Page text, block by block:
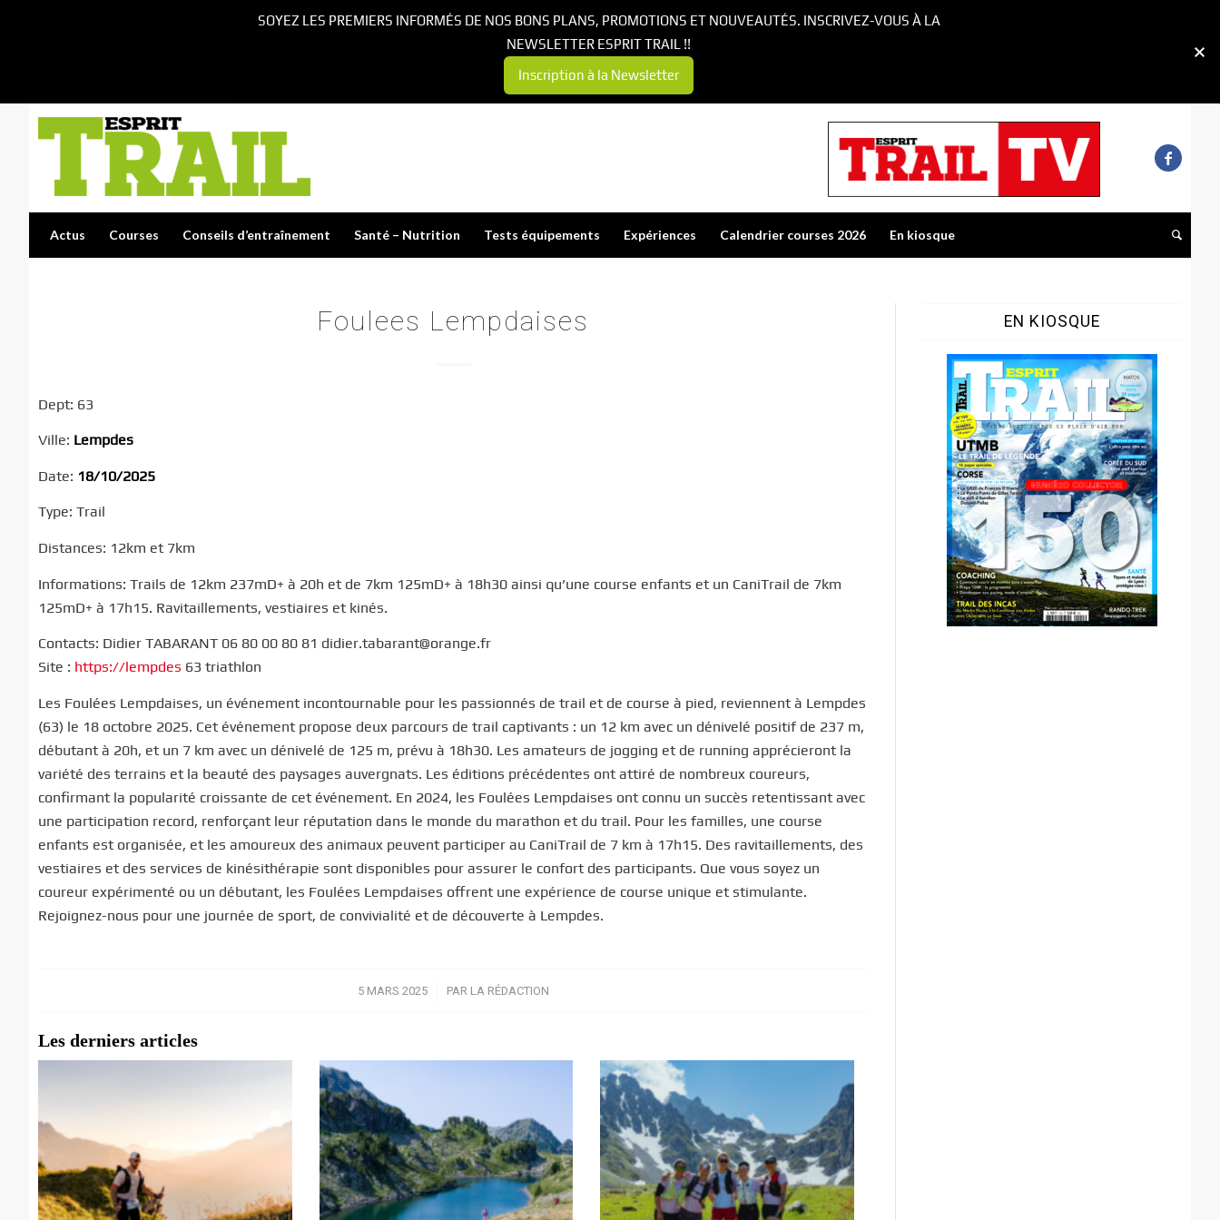
Actus Courses Conseils d’entraînement Santé – Nutrition Tests équipements Expériences Calendrier courses 2026 En kiosque
Foulees Lempdaises
Dept: 63
Ville: Lempdes
Date: 18/10/2025
Type: Trail
Distances: 12km et 7km
Informations: Trails de 12km 237mD+ à 20h et de 7km 125mD+ à 18h30 ainsi qu’une course enfants et un CaniTrail de 7km
125mD+ à 17h15. Ravitaillements, vestiaires et kinés.
Contacts: Didier TABARANT 06 80 00 80 81 didier.tabarant@orange.fr
Site : https://lempdes 63 triathlon
Les Foulées Lempdaises, un événement incontournable pour les passionnés de trail et de course à pied, reviennent à Lempdes
(63) le 18 octobre 2025. Cet événement propose deux parcours de trail captivants : un 12 km avec un dénivelé positif de 237 m,
débutant à 20h, et un 7 km avec un dénivelé de 125 m, prévu à 18h30. Les amateurs de jogging et de running apprécieront la
variété des terrains et la beauté des paysages auvergnats. Les éditions précédentes ont attiré de nombreux coureurs,
confirmant la popularité croissante de cet événement. En 2024, les Foulées Lempdaises ont connu un succès retentissant avec
une participation record, renforçant leur réputation dans le monde du marathon et du trail. Pour les familles, une course
enfants est organisée, et les amoureux des animaux peuvent participer au CaniTrail de 7 km à 17h15. Des ravitaillements, des
vestiaires et des services de kinésithérapie sont disponibles pour assurer le confort des participants. Que vous soyez un
coureur expérimenté ou un débutant, les Foulées Lempdaises offrent une expérience de course unique et stimulante.
Rejoignez-nous pour une journée de sport, de convivialité et de découverte à Lempdes.
5 MARS 2025
/ PAR LA RÉDACTION
Les derniers articles
EN KIOSQUE
SOYEZ LES PREMIERS INFORMÉS DE NOS BONS PLANS, PROMOTIONS ET NOUVEAUTÉS. INSCRIVEZ-VOUS À LA
NEWSLETTER ESPRIT TRAIL !!
Inscription à la Newsletter